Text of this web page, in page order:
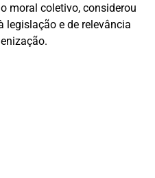
moral coletivo, considerou
legislação e de relevância